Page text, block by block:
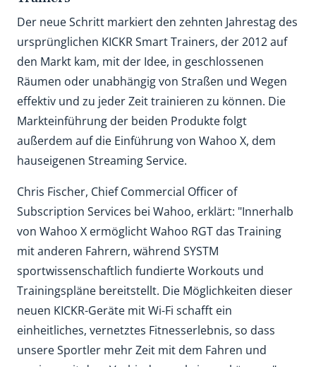
Der neue Schritt markiert den zehnten Jahrestag des
ursprünglichen KICKR Smart Trainers, der 2012 auf
den Markt kam, mit der Idee, in geschlossenen
Räumen oder unabhängig von Straßen und Wegen
effektiv und zu jeder Zeit trainieren zu können. Die
Markteinführung der beiden Produkte folgt
außerdem auf die Einführung von Wahoo X, dem
hauseigenen Streaming Service.
Chris Fischer, Chief Commercial Officer of
Subscription Services bei Wahoo, erklärt: "Innerhalb
von Wahoo X ermöglicht Wahoo RGT das Training
mit anderen Fahrern, während SYSTM
sportwissenschaftlich fundierte Workouts und
Trainingspläne bereitstellt. Die Möglichkeiten dieser
neuen KICKR-Geräte mit Wi-Fi schafft ein
einheitliches, vernetztes Fitnesserlebnis, so dass
unsere Sportler mehr Zeit mit dem Fahren und